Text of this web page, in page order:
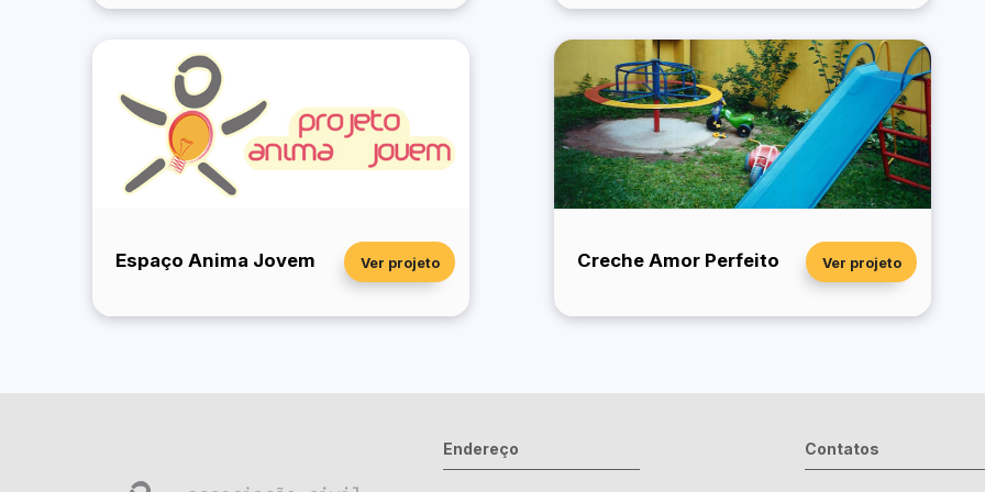
Espaço Anima Jovem Ver projeto Creche Amor Perfeito Ver projeto
Endereço Contatos